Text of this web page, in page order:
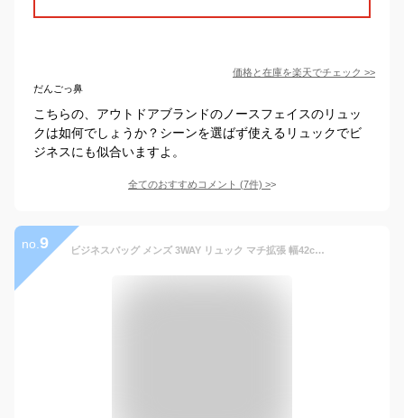
価格と在庫を楽天でチェック >>
だんごっ鼻
こちらの、アウトドアブランドのノースフェイスのリュッ
クは如何でしょうか？シーンを選ばず使えるリュックでビ
ジネスにも似合いますよ。
全てのおすすめコメント (7件) >
no. 9 ビジネスバッグ メンズ 3WAY リュック マチ拡張 幅42cm 現役、銀行員ご用達！ ポリエステル1680Dで丈夫 ブリーフケース ショルダーバッグ ノートパソコン対応 A4・B4ファイル対応 bgm 父の日 おすすめ 【アウトレット】【QSM-100】